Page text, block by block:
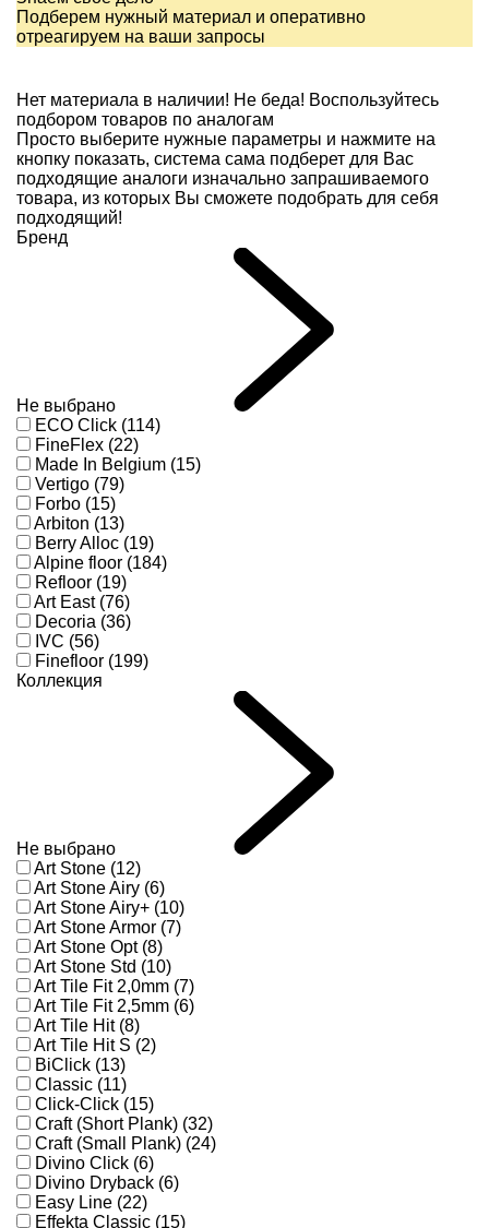
Подберем нужный материал и оперативно
отреагируем на ваши запросы
Нет материала в наличии! Не беда! Воспользуйтесь
подбором товаров по аналогам
Просто выберите нужные параметры и нажмите на
кнопку показать, система сама подберет для Вас
подходящие аналоги изначально запрашиваемого
товара, из которых Вы сможете подобрать для себя
подходящий!
Бренд
Не выбрано
ECO Click (114)
FineFlex (22)
Made In Belgium (15)
Vertigo (79)
Forbo (15)
Arbiton (13)
Berry Alloc (19)
Alpine floor (184)
Refloor (19)
Art East (76)
Decoria (36)
IVC (56)
Finefloor (199)
Коллекция
Не выбрано
Art Stone (12)
Art Stone Airy (6)
Art Stone Airy+ (10)
Art Stone Armor (7)
Art Stone Opt (8)
Art Stone Std (10)
Art Tile Fit 2,0mm (7)
Art Tile Fit 2,5mm (6)
Art Tile Hit (8)
Art Tile Hit S (2)
BiClick (13)
Classic (11)
Click-Click (15)
Craft (Short Plank) (32)
Craft (Small Plank) (24)
Divino Click (6)
Divino Dryback (6)
Easy Line (22)
Effekta Classic (15)